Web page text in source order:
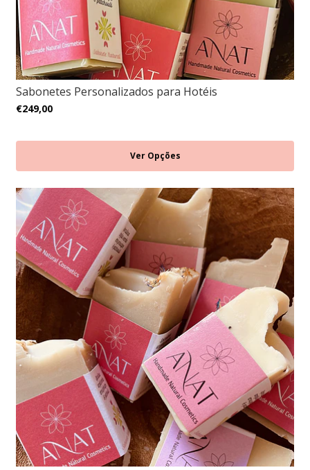
Sabonetes Personalizados para Hotéis
€249,00
Ver Opções